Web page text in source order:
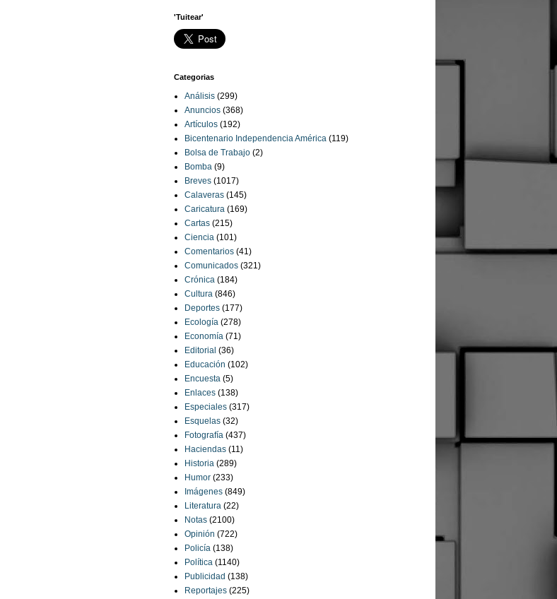
'Tuitear'
Categorias
Análisis (299)
Anuncios (368)
Artículos (192)
Bicentenario Independencia América (119)
Bolsa de Trabajo (2)
Bomba (9)
Breves (1017)
Calaveras (145)
Caricatura (169)
Cartas (215)
Ciencia (101)
Comentarios (41)
Comunicados (321)
Crónica (184)
Cultura (846)
Deportes (177)
Ecología (278)
Economía (71)
Editorial (36)
Educación (102)
Encuesta (5)
Enlaces (138)
Especiales (317)
Esquelas (32)
Fotografía (437)
Haciendas (11)
Historia (289)
Humor (233)
Imágenes (849)
Literatura (22)
Notas (2100)
Opinión (722)
Policía (138)
Política (1140)
Publicidad (138)
Reportajes (225)